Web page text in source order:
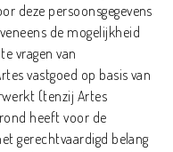
deze persoonsgegevens
de mogelijkheid
vragen van
vastgoed op basis van
(tenzij Artes
heeft voor de
gerechtvaardigd belang